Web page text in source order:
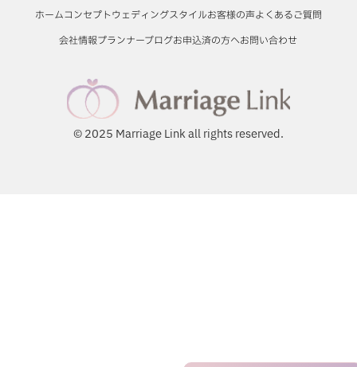
ホームコンセプトウェディングスタイルお客様の声よくあるご質問
会社情報プランナーブログお申込済の方へお問い合わせ
© 2025 Marriage Link all rights reserved.